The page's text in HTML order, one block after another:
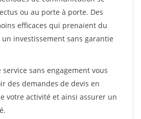
ou au porte à porte. Des
efficaces qui prenaient du
investissement sans garantie
sans engagement vous
des demandes de devis en
votre activité et ainsi assurer un